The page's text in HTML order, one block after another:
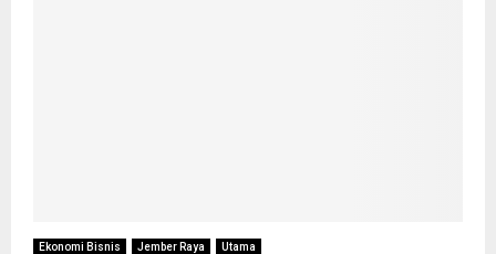
Ekonomi Bisnis Jember Raya Utama